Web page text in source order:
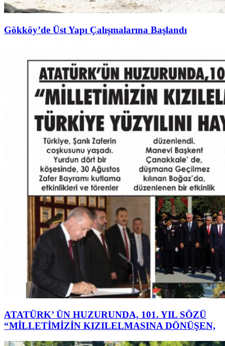
Gökköy’de Üst Yapı Çalışmalarına Başlandı
ATATÜRK’ ÜN HUZURUNDA, 101. YIL SÖZÜ
“MİLLETİMİZİN KIZILELMASINA DÖNÜŞEN,